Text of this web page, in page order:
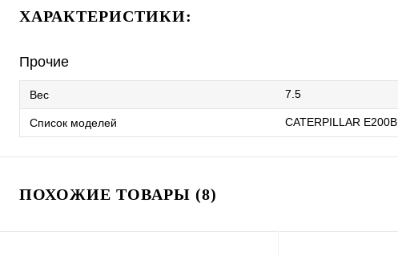
ХАРАКТЕРИСТИКИ:
Прочие
Вес 7.5
Список моделей CATERPILLAR E200B
ПОХОЖИЕ ТОВАРЫ (8)